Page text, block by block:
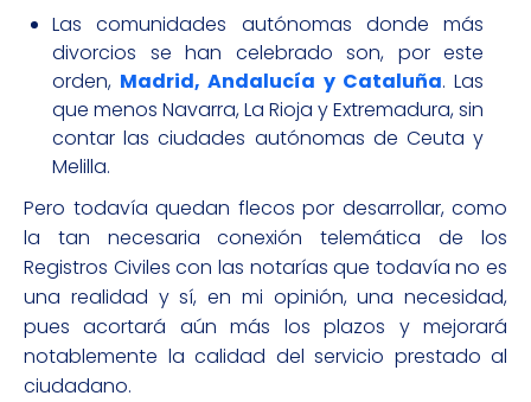
Las comunidades autónomas donde más
divorcios se han celebrado son, por este
orden, Madrid, Andalucía y Cataluña. Las
que menos Navarra, La Rioja y Extremadura, sin
contar las ciudades autónomas de Ceuta y
Melilla.
Pero todavía quedan flecos por desarrollar, como
la tan necesaria conexión telemática de los
Registros Civiles con las notarías que todavía no es
una realidad y sí, en mi opinión, una necesidad,
pues acortará aún más los plazos y mejorará
notablemente la calidad del servicio prestado al
ciudadano.